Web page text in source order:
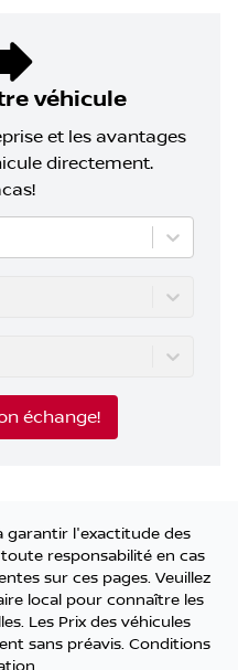
véhicule
et les avantages
directement.
échange!
garantir l'exactitude des
responsabilité en cas
sur ces pages. Veuillez
local pour connaître les
Les Prix des véhicules
sans préavis. Conditions